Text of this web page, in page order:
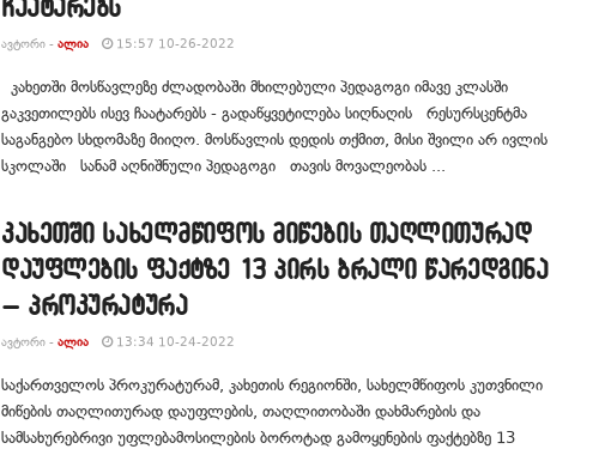
ᲐᲕᲢᲝᲠᲘ - ᲐᲚᲘᲐ 15:57 10-26-2022
კახეთში მოსწავლეზე ძლადობაში მხილებული პედაგოგი იმავე კლასში
გაკვეთილებს ისევ ჩაატარებს - გადაწყვეტილება სიღნაღის რესურსცენტმა
საგანგებო სხდომაზე მიიღო. მოსწავლის დედის თქმით, მისი შვილი არ ივლის
სკოლაში სანამ აღნიშნული პედაგოგი თავის მოვალეობას ...
კახეთში სახელმწიფოს მიწების თაღლითურად
დაუფლების ფაქტზე 13 პირს ბრალი წარედგინა
– პროკურატურა
ᲐᲕᲢᲝᲠᲘ - ᲐᲚᲘᲐ 13:34 10-24-2022
საქართველოს პროკურატურამ, კახეთის რეგიონში, სახელმწიფოს კუთვნილი
მიწების თაღლითურად დაუფლების, თაღლითობაში დახმარების და
სამსახურებრივი უფლებამოსილების ბოროტად გამოყენების ფაქტებზე 13